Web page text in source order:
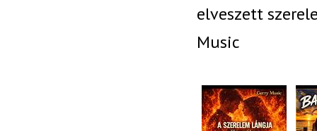
elveszett
Music